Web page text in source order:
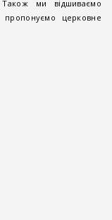
Також ми відшиваємо
пропонуємо церковне